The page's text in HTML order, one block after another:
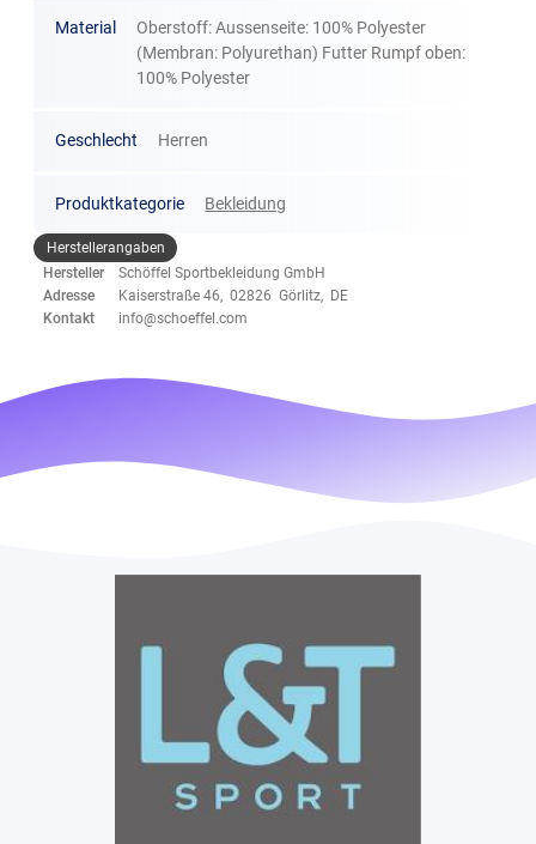
Material
Oberstoff: Aussenseite: 100% Polyester
(Membran: Polyurethan) Futter Rumpf oben:
100% Polyester
Geschlecht Herren
Produktkategorie Bekleidung
Herstellerangaben
Hersteller
Schöffel Sportbekleidung GmbH
Adresse
Kaiserstraße 46, 02826 Görlitz, DE
Kontakt
info@schoeffel.com